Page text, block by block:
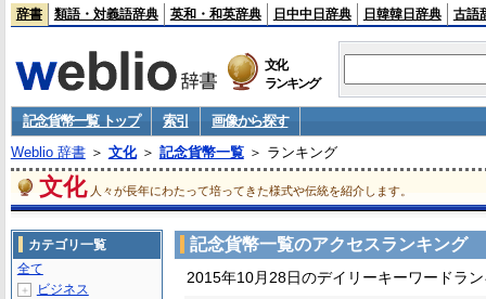
辞書 類語・対義語辞典 英和・和英辞典 日中中日辞典 日韓韓日辞典 古語
文化
ランキング
記念貨幣一覧 トップ 索引
画像から探す
Weblio 辞書＞ 文化＞ 記念貨幣一覧＞ ランキング
文化 人々が長年にわたって培ってきた様式や伝統を紹介します。
記念貨幣一覧のアクセスランキング
2015年10月28日のデイリーキーワードラ
カテゴリ一覧
全て
＋ ビジネス